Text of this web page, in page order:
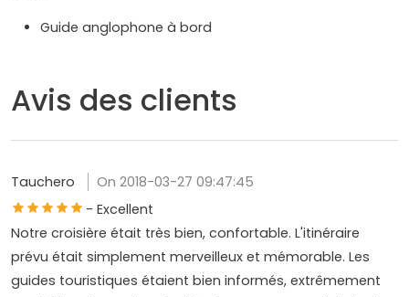
Guide anglophone à bord
Avis des clients
Tauchero
On 2018-03-27 09:47:45
- Excellent
Notre croisière était très bien, confortable. L'itinéraire
prévu était simplement merveilleux et mémorable. Les
guides touristiques étaient bien informés, extrêmement